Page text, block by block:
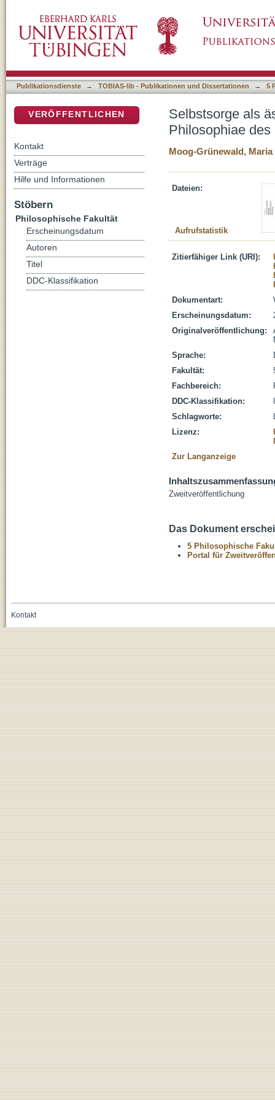
Publikationsdienste → TOBIAS-lib - Publikationen und Dissertationen → 5
Selbstsorge als
Philosophiae des
Moog-Grünewald, Maria
Dateien:
Aufrufstatistik
Zitierfähiger Link (URI):
Dokumentart:
Erscheinungsdatum:
Originalveröffentlichung:
Sprache:
Fakultät:
Fachbereich:
DDC-Klassifikation:
Schlagworte:
Lizenz:
Zur Langanzeige
Zweitveröffentlichung
Das Dokument
5 Philosophische
Portal für
VERÖFFENTLICHEN
Kontakt
Verträge
Hilfe und Informationen
Stöbern
Philosophische Fakultät
Erscheinungsdatum
Autoren
Titel
DDC-Klassifikation
Kontakt